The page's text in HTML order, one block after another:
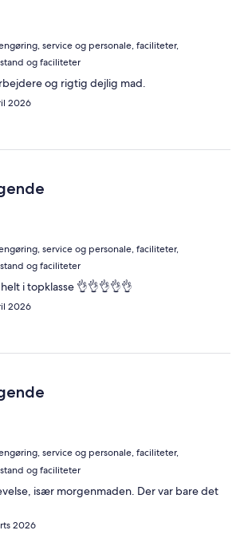
service og personale, faciliteter,
og faciliteter
og rigtig dejlig mad.
2026
service og personale, faciliteter,
og faciliteter
i topklasse 👌👌👌👌👌
2026
service og personale, faciliteter,
og faciliteter
især morgenmaden. Der var bare det
2026